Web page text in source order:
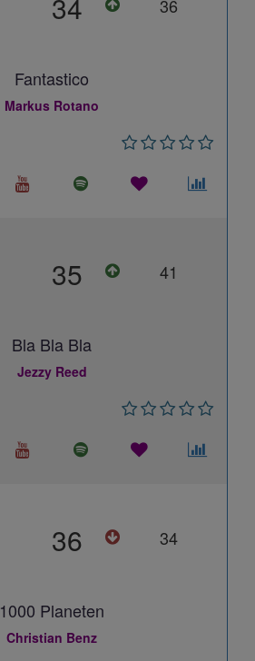
36
Fantastico
Markus Rotano
35 41
Bla Bla Bla
Jezzy Reed
36 34
1000 Planeten
Christian Benz